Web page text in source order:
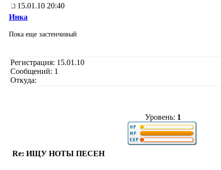
15.01.10 20:40
Инка
Пока еще застенчивый
Регистрация: 15.01.10
Сообщений: 1
Откуда:
Уровень: 1
Re: ИЩУ НОТЫ ПЕСЕН